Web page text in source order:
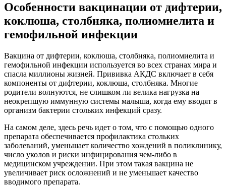
Особенности вакцинации от дифтерии,
коклюша, столбняка, полиомиелита и
гемофильной инфекции
Вакцина от дифтерии, коклюша, столбняка, полиомиелита и
гемофильной инфекции используется во всех странах мира и
спасла миллионы жизней. Прививка АКДС включает в себя
компоненты от дифтерии, коклюша, столбняка. Многие
родители волнуются, не слишком ли велика нагрузка на
неокрепшую иммунную системы малыша, когда ему вводят в
организм бактерии стольких инфекций сразу.
На самом деле, здесь речь идет о том, что с помощью одного
препарата обеспечивается профилактика стольких
заболеваний, уменьшает количество хождений в поликлинику,
число уколов и риски инфицирования чем-либо в
медицинском учреждении. При этом такая вакцина не
увеличивает риск осложнений и не уменьшает качество
вводимого препарата.